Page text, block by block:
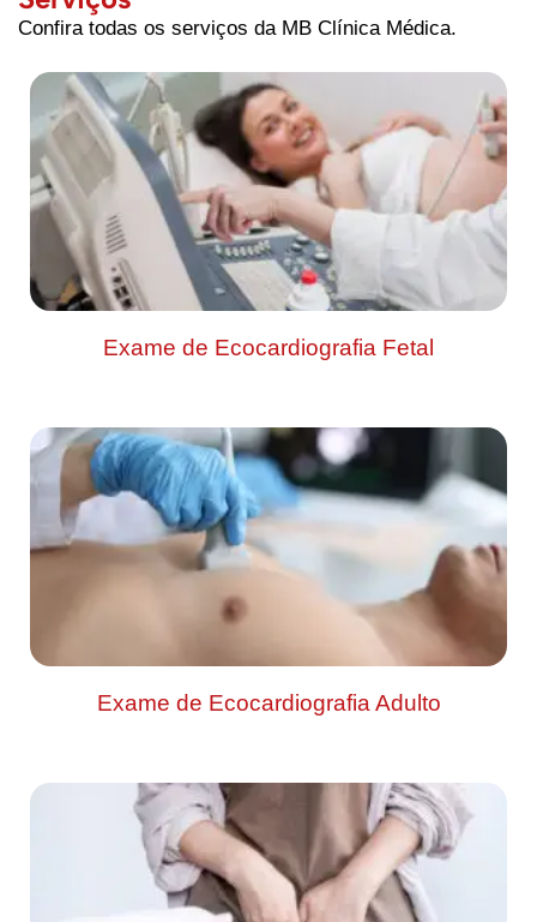
Confira todas os serviços da MB Clínica Médica.
Exame de Ecocardiografia Fetal
Exame de Ecocardiografia Adulto